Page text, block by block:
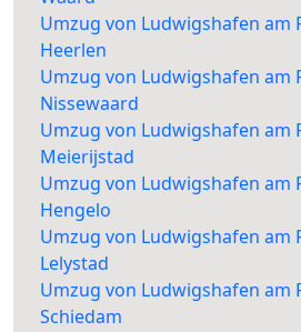
Umzug von Ludwigshafen am
Heerlen
Umzug von Ludwigshafen am
Nissewaard
Umzug von Ludwigshafen am
Meierijstad
Umzug von Ludwigshafen am
Hengelo
Umzug von Ludwigshafen am
Lelystad
Umzug von Ludwigshafen am
Schiedam